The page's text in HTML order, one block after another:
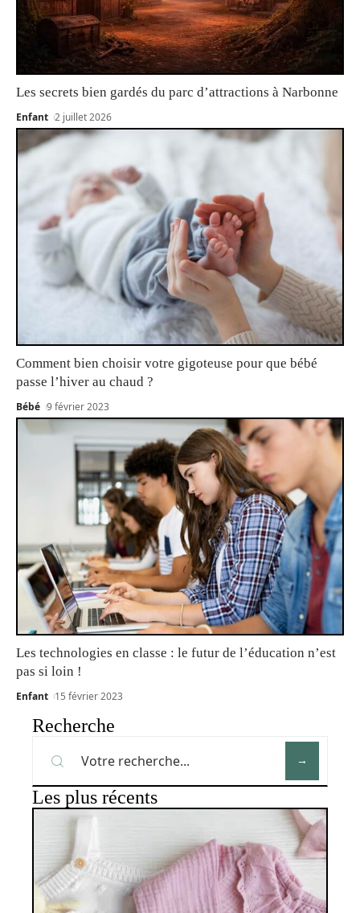
Les secrets bien gardés du parc d’attractions à Narbonne
Enfant 2 juillet 2026
Comment bien choisir votre gigoteuse pour que bébé
passe l’hiver au chaud ?
Bébé 9 février 2023
Les technologies en classe : le futur de l’éducation n’est
pas si loin !
Enfant 15 février 2023
Recherche
Les plus récents